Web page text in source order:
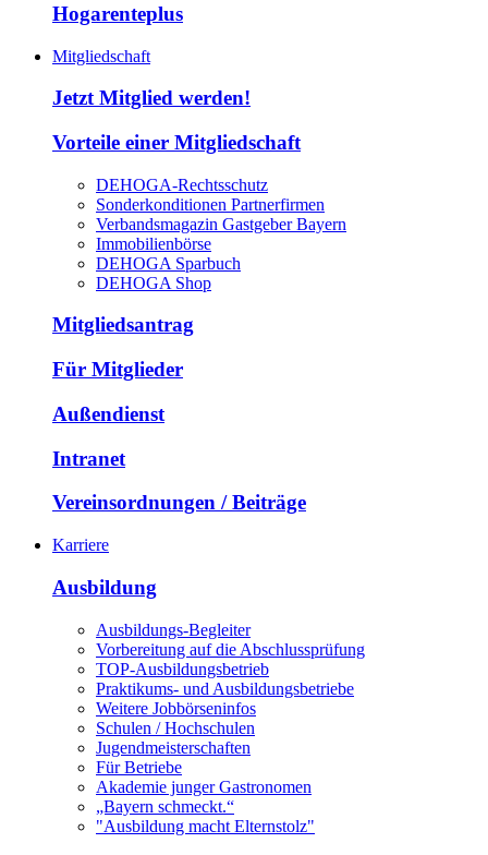
Hogarenteplus
Mitgliedschaft
Jetzt Mitglied werden!
Vorteile einer Mitgliedschaft
DEHOGA-Rechtsschutz
Sonderkonditionen Partnerfirmen
Verbandsmagazin Gastgeber Bayern
Immobilienbörse
DEHOGA Sparbuch
DEHOGA Shop
Mitgliedsantrag
Für Mitglieder
Außendienst
Intranet
Vereinsordnungen / Beiträge
Karriere
Ausbildung
Ausbildungs-Begleiter
Vorbereitung auf die Abschlussprüfung
TOP-Ausbildungsbetrieb
Praktikums- und Ausbildungsbetriebe
Weitere Jobbörseninfos
Schulen / Hochschulen
Jugendmeisterschaften
Für Betriebe
Akademie junger Gastronomen
„Bayern schmeckt.“
"Ausbildung macht Elternstolz"